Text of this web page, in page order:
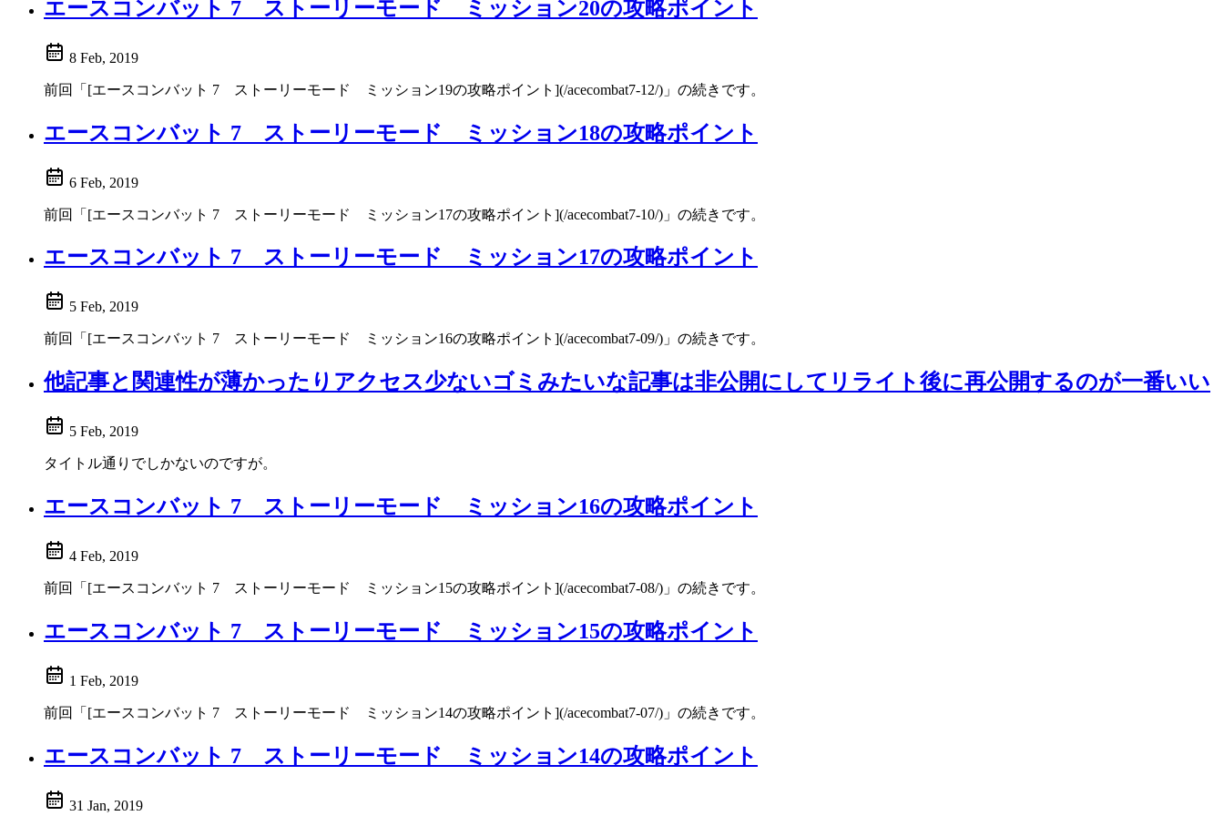
エースコンバット 7 ストーリーモード ミッション20の攻略ポイント
8 Feb, 2019
前回「[エースコンバット 7 ストーリーモード ミッション19の攻略ポイント](/acecombat7-12/)」の続きです。
エースコンバット 7 ストーリーモード ミッション18の攻略ポイント
6 Feb, 2019
前回「[エースコンバット 7 ストーリーモード ミッション17の攻略ポイント](/acecombat7-10/)」の続きです。
エースコンバット 7 ストーリーモード ミッション17の攻略ポイント
5 Feb, 2019
前回「[エースコンバット 7 ストーリーモード ミッション16の攻略ポイント](/acecombat7-09/)」の続きです。
他記事と関連性が薄かったりアクセス少ないゴミみたいな記事は非公開にしてリライト後に再公開するのが一番いい
5 Feb, 2019
タイトル通りでしかないのですが。
エースコンバット 7 ストーリーモード ミッション16の攻略ポイント
4 Feb, 2019
前回「[エースコンバット 7 ストーリーモード ミッション15の攻略ポイント](/acecombat7-08/)」の続きです。
エースコンバット 7 ストーリーモード ミッション15の攻略ポイント
1 Feb, 2019
前回「[エースコンバット 7 ストーリーモード ミッション14の攻略ポイント](/acecombat7-07/)」の続きです。
エースコンバット 7 ストーリーモード ミッション14の攻略ポイント
31 Jan, 2019